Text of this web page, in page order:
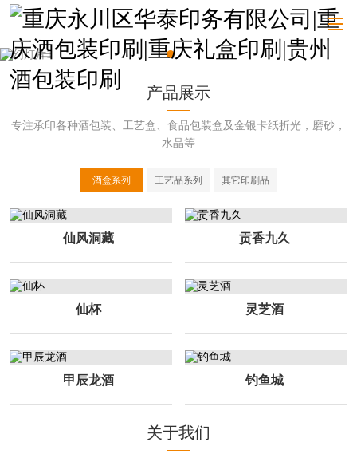
产品展示
专注承印各种酒包装、工艺盒、食品包装盒及金银卡纸折光，磨砂，
水晶等
酒盒系列 工艺品系列 其它印刷品
仙风洞藏 贡香九久
仙杯 灵芝酒
甲辰龙酒 钓鱼城
关于我们